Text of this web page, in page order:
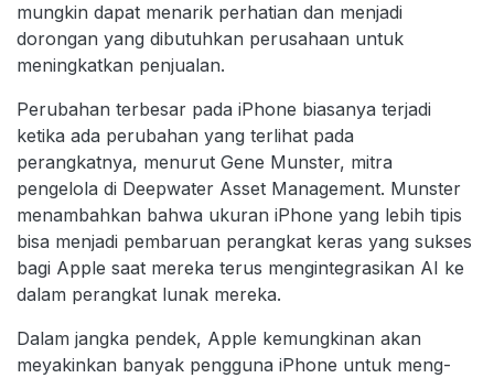
mungkin dapat menarik perhatian dan menjadi
dorongan yang dibutuhkan perusahaan untuk
meningkatkan penjualan.
Perubahan terbesar pada iPhone biasanya terjadi
ketika ada perubahan yang terlihat pada
perangkatnya, menurut Gene Munster, mitra
pengelola di Deepwater Asset Management. Munster
menambahkan bahwa ukuran iPhone yang lebih tipis
bisa menjadi pembaruan perangkat keras yang sukses
bagi Apple saat mereka terus mengintegrasikan AI ke
dalam perangkat lunak mereka.
Dalam jangka pendek, Apple kemungkinan akan
meyakinkan banyak pengguna iPhone untuk meng-